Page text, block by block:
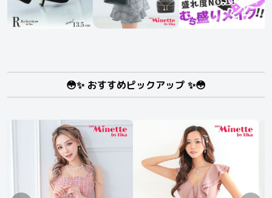
😳✨ おすすめピックアップ ✨😳